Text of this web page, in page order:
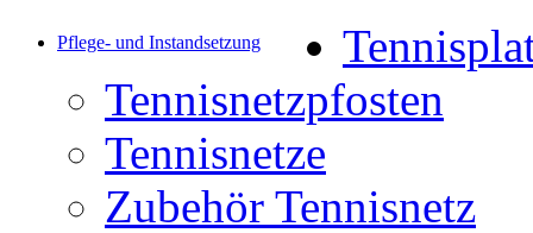
Pflege- und Instandsetzung
Tennisnetzpfosten
Tennisnetze
Zubehör Tennisnetz